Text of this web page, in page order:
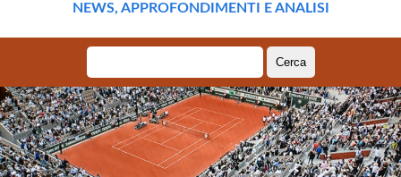
NEWS, APPROFONDIMENTI E ANALISI
per: